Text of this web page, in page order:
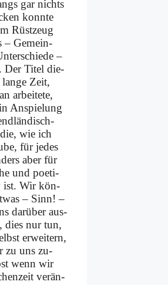
gar nichts
konn­te
Rüst­zeug
– Ge­mein­
–
Der Ti­tel die­
lan­ge Zeit,
ar­bei­te­te,
An­spie­lung
wie ich
für je­des
aber für
und poe­ti­
ist. Wir kön­
– Sinn! –
dar­über aus­
dies nur tun,
er­wei­tern,
zu uns zu­
wenn wir
ver­än­